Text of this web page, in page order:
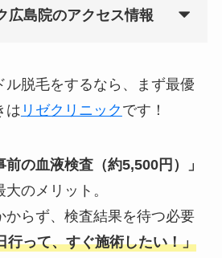
広島院のアクセス情報
ル脱毛をするなら、まず最優
は リゼクリニック です！
前の血液検査（約5,500円）」
のメリット。
からず、検査結果を待つ必要
行って、すぐ施術したい！」